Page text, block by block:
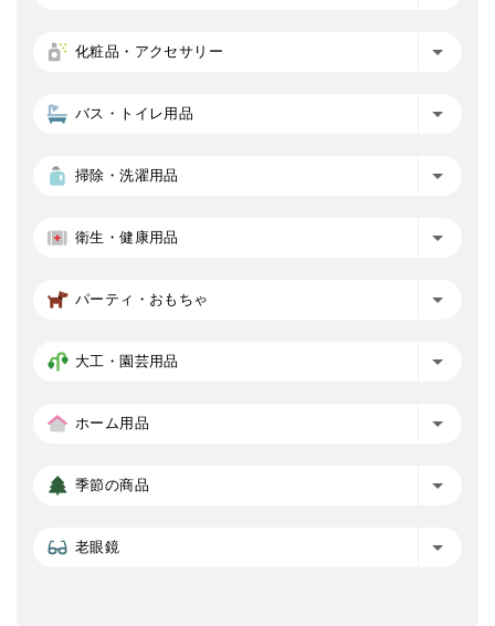
化粧品・アクセサリー
バス・トイレ用品
掃除・洗濯用品
衛生・健康用品
パーティ・おもちゃ
大工・園芸用品
ホーム用品
季節の商品
老眼鏡